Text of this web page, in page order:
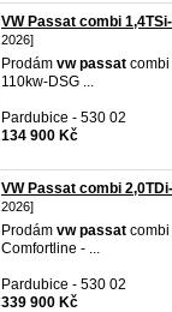
VW Passat combi
2026]
Prodám vw passat combi
110kw-DSG ...
Pardubice - 530 02
134 900 Kč
VW Passat combi
2026]
Prodám vw passat combi
Comfortline - ...
Pardubice - 530 02
339 900 Kč